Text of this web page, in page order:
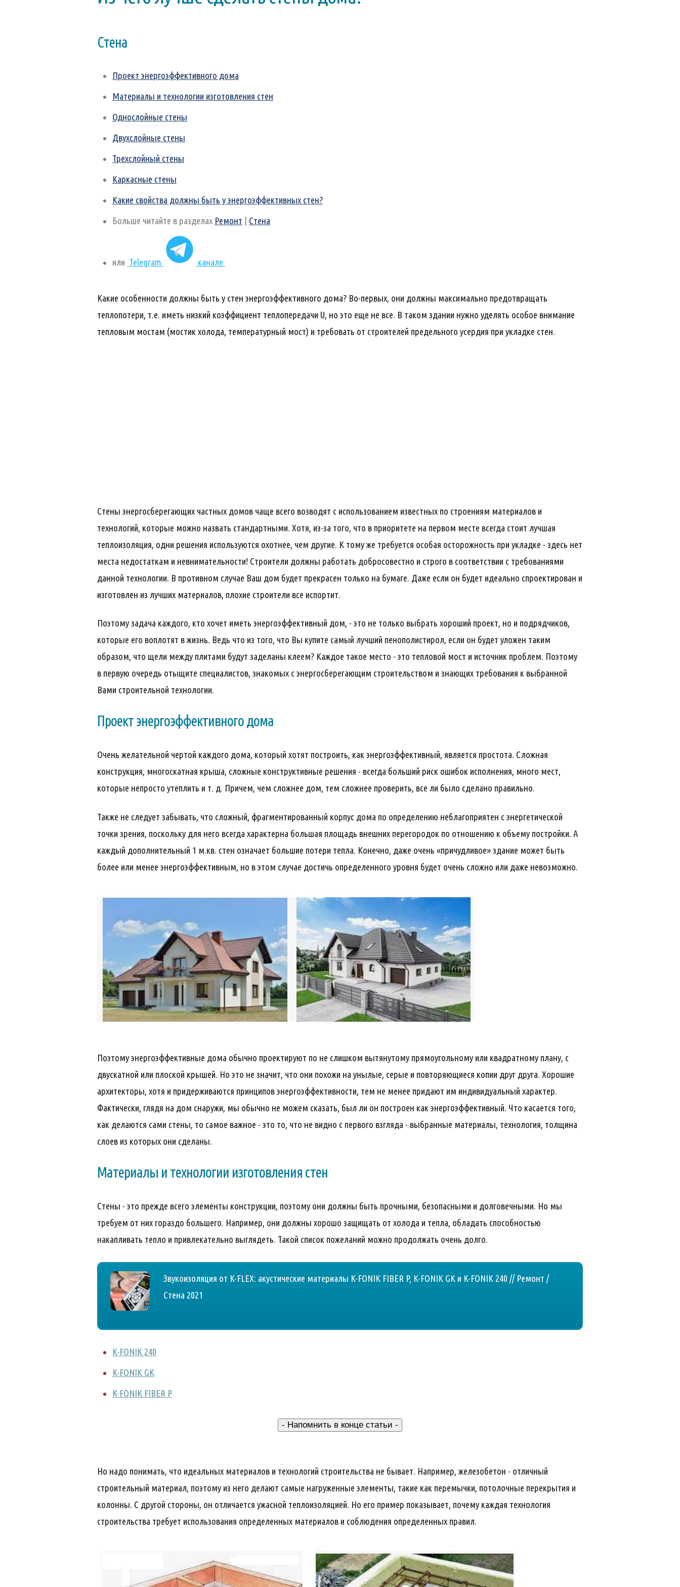
Стена
Проект энергоэффективного дома
Материалы и технологии изготовления стен
Однослойные стены
Двухслойные стены
Трехслойный стены
Каркасные стены
Какие свойства должны быть у энергоэффективных стен?
Больше читайте в разделах Ремонт Стена
или Telegram канале
Какие особенности должны быть у стен энергоэффективного дома? Во-первых, они должны максимально предотвращать
теплопотери, т.е. иметь низкий коэффициент теплопередачи U, но это еще не все. В таком здании нужно уделять особое внимание
тепловым мостам (мостик холода, температурный мост) и требовать от строителей предельного усердия при укладке стен.
Стены энергосберегающих частных домов чаще всего возводят с использованием известных по строениям материалов и
технологий, которые можно назвать стандартными. Хотя, из-за того, что в приоритете на первом месте всегда стоит лучшая
теплоизоляция, одни решения используются охотнее, чем другие. К тому же требуется особая осторожность при укладке - здесь нет
места недостаткам и невнимательности! Строители должны работать добросовестно и строго в соответствии с требованиями
данной технологии. В противном случае Ваш дом будет прекрасен только на бумаге. Даже если он будет идеально спроектирован и
изготовлен из лучших материалов, плохие строители все испортит.
Поэтому задача каждого, кто хочет иметь энергоэффективный дом, - это не только выбрать хороший проект, но и подрядчиков,
которые его воплотят в жизнь. Ведь что из того, что Вы купите самый лучший пенополистирол, если он будет уложен таким
образом, что щели между плитами будут заделаны клеем? Каждое такое место - это тепловой мост и источник проблем. Поэтому
в первую очередь отыщите специалистов, знакомых с энергосберегающим строительством и знающих требования к выбранной
Вами строительной технологии.
Проект энергоэффективного дома
Очень желательной чертой каждого дома, который хотят построить, как энергоэффективный, является простота. Сложная
конструкция, многоскатная крыша, сложные конструктивные решения - всегда больший риск ошибок исполнения, много мест,
которые непросто утеплить и т. д. Причем, чем сложнее дом, тем сложнее проверить, все ли было сделано правильно.
Также не следует забывать, что сложный, фрагментированный корпус дома по определению неблагоприятен с энергетической
точки зрения, поскольку для него всегда характерна большая площадь внешних перегородок по отношению к объему постройки. А
каждый дополнительный 1 м.кв. стен означает большие потери тепла. Конечно, даже очень «причудливое» здание может быть
более или менее энергоэффективным, но в этом случае достичь определенного уровня будет очень сложно или даже невозможно.
Поэтому энергоэффективные дома обычно проектируют по не слишком вытянутому прямоугольному или квадратному плану, с
двускатной или плоской крышей. Но это не значит, что они похожи на унылые, серые и повторяющиеся копии друг друга. Хорошие
архитекторы, хотя и придерживаются принципов энергоэффективности, тем не менее придают им индивидуальный характер.
Фактически, глядя на дом снаружи, мы обычно не можем сказать, был ли он построен как энергоэффективный. Что касается того,
как делаются сами стены, то самое важное - это то, что не видно с первого взгляда - выбранные материалы, технология, толщина
слоев из которых они сделаны.
Материалы и технологии изготовления стен
Стены - это прежде всего элементы конструкции, поэтому они должны быть прочными, безопасными и долговечными. Но мы
требуем от них гораздо большего. Например, они должны хорошо защищать от холода и тепла, обладать способностью
накапливать тепло и привлекательно выглядеть. Такой список пожеланий можно продолжать очень долго.
Звукоизоляция от K-FLEX: акустические материалы K-FONIK FIBER P, K-FONIK GK и K-FONIK 240 // Ремонт /
Стена 2021
K-FONIK 240
K-FONIK GK
K-FONIK FIBER P
- Напомнить в конце статьи -
Но надо понимать, что идеальных материалов и технологий строительства не бывает. Например, железобетон - отличный
строительный материал, поэтому из него делают самые нагруженные элементы, такие как перемычки, потолочные перекрытия и
колонны. С другой стороны, он отличается ужасной теплоизоляцией. Но его пример показывает, почему каждая технология
строительства требует использования определенных материалов и соблюдения определенных правил.